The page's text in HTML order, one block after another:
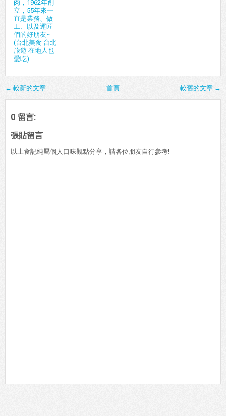
肉，1962年創
立，55年來一
直是業務、做
工、以及運匠
們的好朋友~
(台北美食 台北
旅遊 在地人也
愛吃)
← 較新的文章 較舊的文章 →
首頁
0 留言:
張貼留言
以上食記純屬個人口味觀點分享，請各位朋友自行參考!